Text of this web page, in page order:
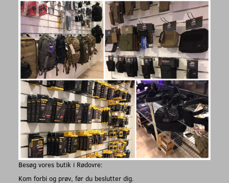
Besøg vores butik i Rødovre:
Kom forbi og prøv, før du beslutter dig.